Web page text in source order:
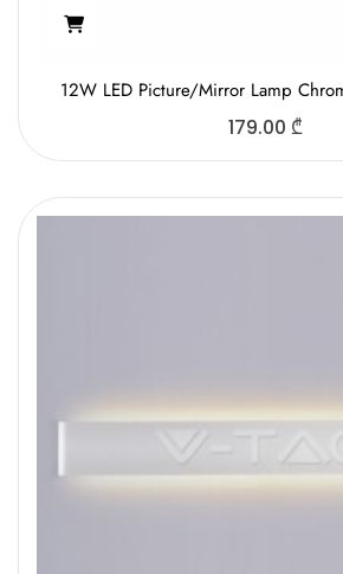
12W LED Picture/Mirror Lamp
179.00 ₾